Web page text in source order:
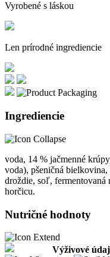
Vyrobené s láskou
Len prírodné ingrediencie
Ingrediencie
voda, 14 % jačmenné
voda), pšeničná
droždie, soľ,
horčicu.
Nutričné hodnoty
Výživové